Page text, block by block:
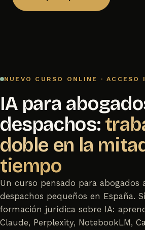
Aulas virtuales
Academias y centros de
Editoriales
Floristerías
NUEVO CURSO ONLINE · ACCESO
IA para
despachos:
doble en la
tiempo
Un curso pensado para abogados
despachos pequeños en España.
formación jurídica sobre IA:
Claude, Perplexity, NotebookLM,